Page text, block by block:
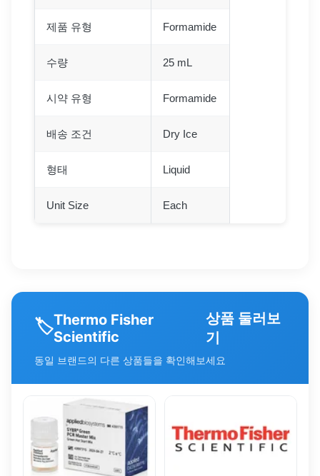
제품 유형 Formamide
수량 25 mL
시약 유형 Formamide
배송 조건 Dry Ice
형태 Liquid
Unit Size Each
🏷️Thermo Fisher
Scientific
상품 둘러보
기
동일 브랜드의 다른 상품들을 확인해보세요